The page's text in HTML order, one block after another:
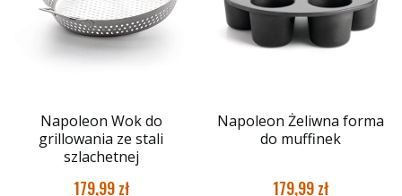
Napoleon Wok do
grillowania ze stali
szlachetnej
179,99
Napoleon Żeliwna forma
do muffinek
179,99